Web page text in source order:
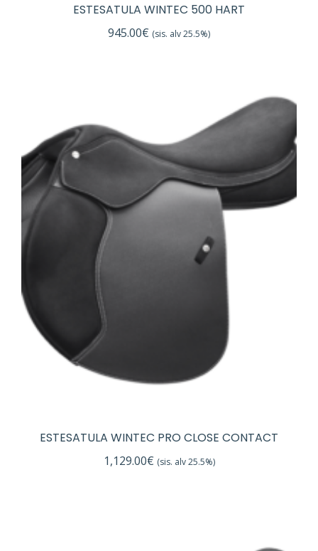
ESTESATULA WINTEC 500 HART
945.00€ (sis. alv 25.5%)
ESTESATULA WINTEC PRO CLOSE CONTACT
1,129.00€ (sis. alv 25.5%)